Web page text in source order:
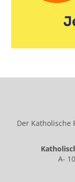
Der Katholische
A-